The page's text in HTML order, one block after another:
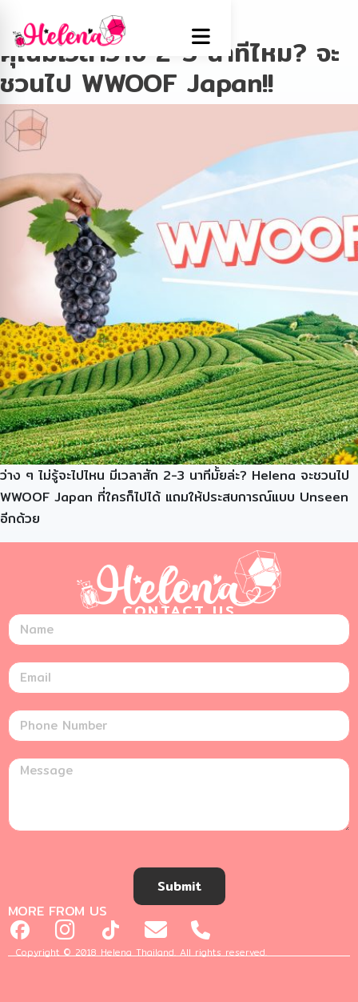
Tag:WWOOF
คุณมีเวลาว่าง 2-3 นาทีไหม? จะ
ชวนไป WWOOF Japan!!
ว่าง ๆ ไม่รู้จะไปไหน มีเวลาสัก 2-3 นาทีมั้ยล่ะ? Helena จะชวนไป
WWOOF Japan ที่ใครก็ไปได้ แถมให้ประสบการณ์แบบ Unseen
อีกด้วย
CONTACT US
Submit
MORE FROM US
Copyright © 2018 Helena Thailand. All rights reserved.